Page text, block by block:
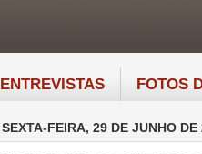
ENTREVISTAS FOTOS
SEXTA-FEIRA, 29 DE JUNHO DE